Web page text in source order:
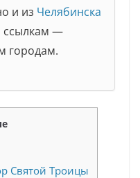
и из Челябинска
ссылкам —
городам.
Святой Троицы